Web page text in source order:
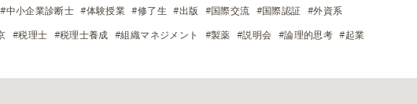
#中小企業診断士 #体験授業 #修了生 #出版 #国際交流 #国際認証 #外資系
#税理士 #税理士養成 #組織マネジメント #製薬 #説明会 #論理的思考 #起業